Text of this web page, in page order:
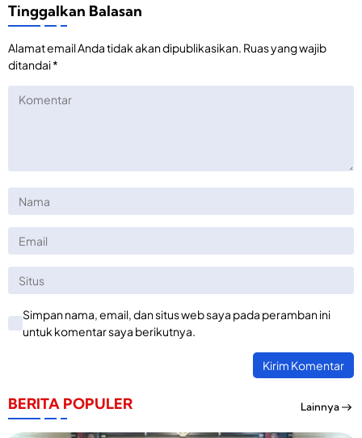
Tinggalkan Balasan
Alamat email Anda tidak akan dipublikasikan. Ruas yang wajib
ditandai*
Simpan nama, email, dan situs web saya pada peramban ini
untuk komentar saya berikutnya.
BERITA POPULER Lainnya